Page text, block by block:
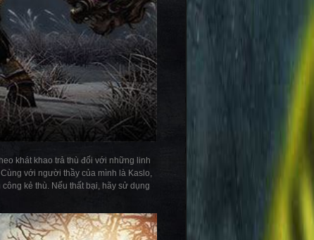
khát khao trả thù đối với những linh
với người thầy của mình là Kaslo,
kẻ thù. Nếu thất bại, hãy sử dụng